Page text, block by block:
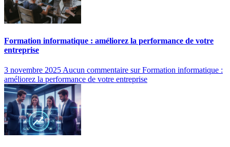
Formation informatique : améliorez la performance de votre
entreprise
3 novembre 2025Aucun commentaire sur Formation informatique :
améliorez la performance de votre entreprise